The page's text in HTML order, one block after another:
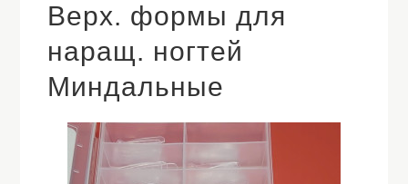
Верх. формы для
наращ. ногтей
Миндальные